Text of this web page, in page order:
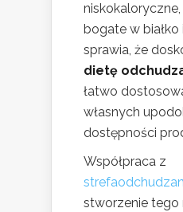
bogate w białko
sprawia, że
dietę
łatwo
własnych
dostępności
Współpraca z
stworzenie tego